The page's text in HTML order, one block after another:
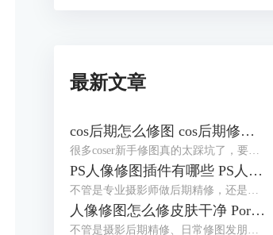
最新文章
cos后期怎么修图 cos后期修图怎么磨皮好看
PS人像修图插件有哪些 PS人像修图插件怎么用
人像修图怎么修皮肤干净 Portraiture怎么修人像脸部五官